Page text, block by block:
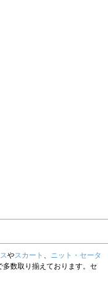
やスカート
ニット・セータ
数取り揃えております。セ